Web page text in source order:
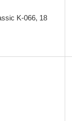
K-066, 18